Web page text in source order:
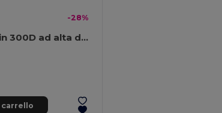
-28%
Beauty case in 300D ad alta densità